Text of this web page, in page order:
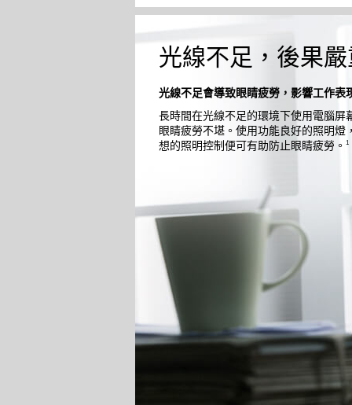
光線不足，後果
光線不足會導致眼睛疲勞，影響工作表
長時間在光線不足的環境下使用電腦屏
眼睛疲勞不堪。使用功能良好的照明燈
想的照明控制便可有助防止眼睛疲勞。 1